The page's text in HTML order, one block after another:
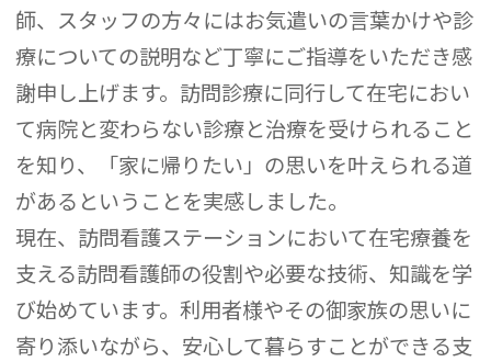
師、スタッフの方々にはお気遣いの言葉かけや診
療についての説明など丁寧にご指導をいただき感
謝申し上げます。訪問診療に同行して在宅におい
て病院と変わらない診療と治療を受けられること
を知り、「家に帰りたい」の思いを叶えられる道
があるということを実感しました。
現在、訪問看護ステーションにおいて在宅療養を
支える訪問看護師の役割や必要な技術、知識を学
び始めています。利用者様やその御家族の思いに
寄り添いながら、安心して暮らすことができる支